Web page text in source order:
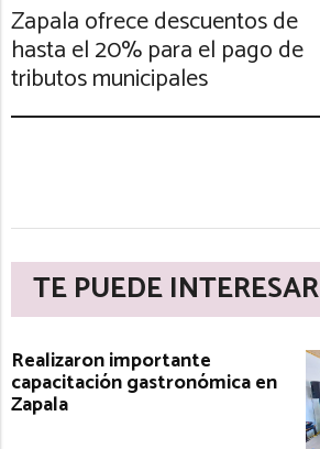
Zapala ofrece descuentos de
hasta el 20% para el pago de
tributos municipales
TE PUEDE INTERESAR
Realizaron importante
capacitación gastronómica en
Zapala